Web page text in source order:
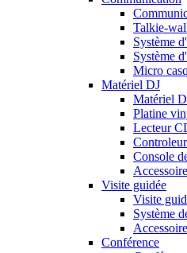
Talkie-
Système
Système
Micro
Matériel DJ
Matériel
Platine
Lecteur
Console
Accessoire
Visite guidée
Visite
Système
Accessoire
Conférence